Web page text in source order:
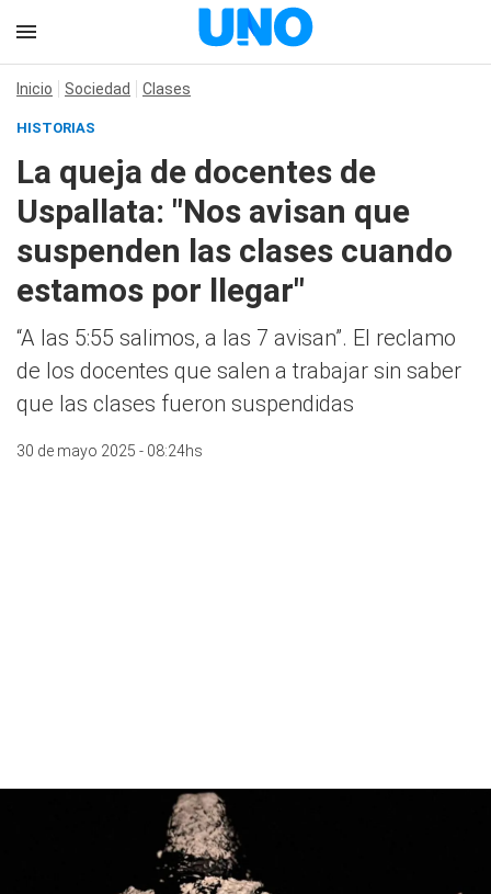
Inicio Sociedad Clases
HISTORIAS
La queja de docentes de
Uspallata: "Nos avisan que
suspenden las clases cuando
estamos por llegar"
“A las 5:55 salimos, a las 7 avisan”. El reclamo
de los docentes que salen a trabajar sin saber
que las clases fueron suspendidas
30 de mayo 2025 - 08:24hs